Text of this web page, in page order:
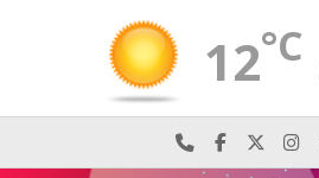
12°C
Najlepiej po
Odwiedź